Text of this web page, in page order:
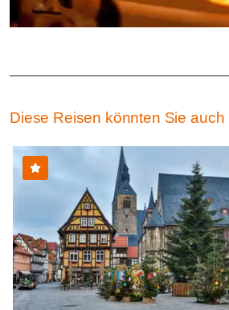
Diese Reisen könnten Sie auch